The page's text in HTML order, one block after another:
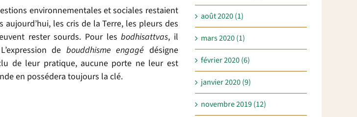
environnementales et sociales restaient
les cris de la Terre, les pleurs des
rester sourds. Pour lesbodhisattvas, il
de bouddhisme engagé désigne
de leur pratique, aucune porte ne leur est
en possédera toujours la clé.
août 2020 (1)
mars 2020 (1)
février 2020 (6)
janvier 2020 (9)
novembre 2019 (12)